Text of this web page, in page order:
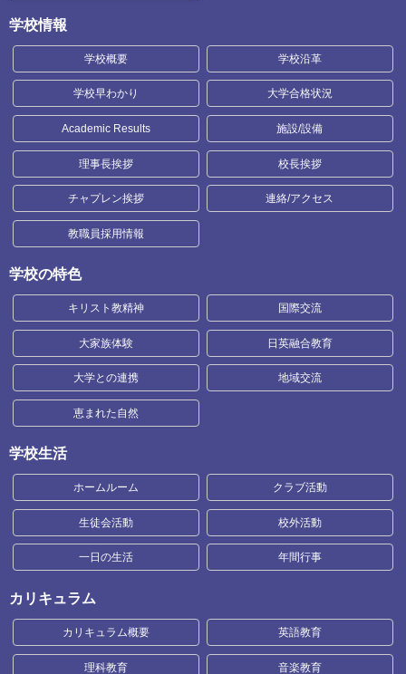
学校情報
学校概要 学校沿革
学校早わかり 大学合格状況
Academic Results 施設/設備
理事長挨拶 校長挨拶
チャプレン挨拶 連絡/アクセス
教職員採用情報
学校の特色
キリスト教精神 国際交流
大家族体験 日英融合教育
大学との連携 地域交流
恵まれた自然
学校生活
ホームルーム クラブ活動
生徒会活動 校外活動
一日の生活 年間行事
カリキュラム
カリキュラム概要 英語教育
理科教育 音楽教育